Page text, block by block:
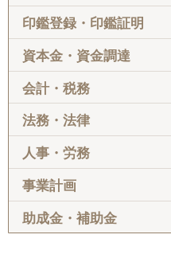
印鑑登録・印鑑証明
資本金・資金調達
会計・税務
法務・法律
人事・労務
事業計画
助成金・補助金